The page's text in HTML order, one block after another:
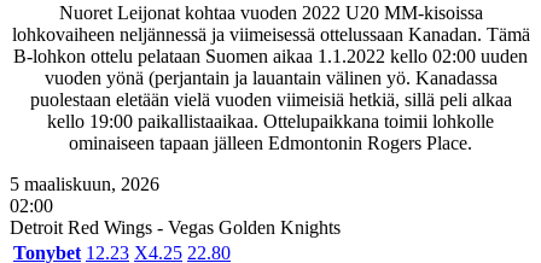
Nuoret Leijonat kohtaa vuoden 2022 U20 MM-kisoissa
lohkovaiheen neljännessä ja viimeisessä ottelussaan Kanadan. Tämä
B-lohkon ottelu pelataan Suomen aikaa 1.1.2022 kello 02:00 uuden
vuoden yönä (perjantain ja lauantain välinen yö. Kanadassa
puolestaan eletään vielä vuoden viimeisiä hetkiä, sillä peli alkaa
kello 19:00 paikallistaaikaa. Ottelupaikkana toimii lohkolle
ominaiseen tapaan jälleen Edmontonin Rogers Place.
5 maaliskuun, 2026
02:00
Detroit Red Wings - Vegas Golden Knights
Tonybet 1 2.23 X4.25 22.80